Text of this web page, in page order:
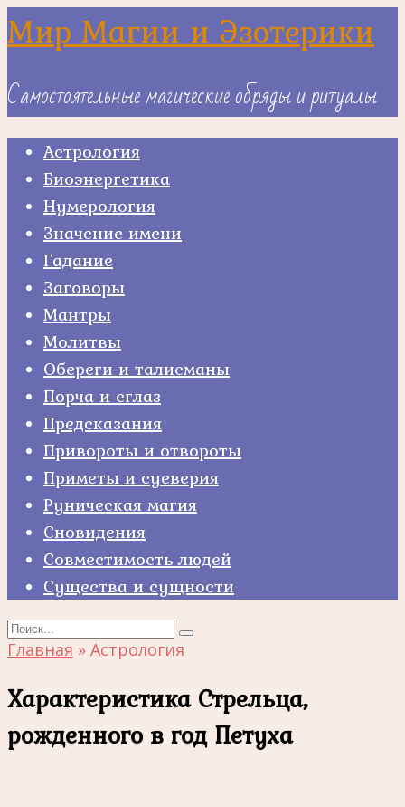
Skip
to
Мир Магии и Эзотерики
Самостоятельные магические обряды и ритуалы
Астрология
Биоэнергетика
Нумерология
Значение имени
Гадание
Заговоры
Мантры
Молитвы
Обереги и талисманы
Порча и сглаз
Предсказания
Привороты и отвороты
Приметы и суеверия
Руническая магия
Сновидения
Совместимость людей
Существа и сущности
Search
for:
Главная » Астрология
Характеристика Стрельца,
рожденного в год Петуха